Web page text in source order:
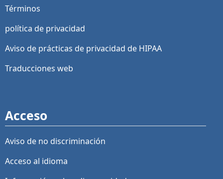
Términos
política de privacidad
Aviso de prácticas de privacidad de HIPAA
Traducciones web
Acceso
Aviso de no discriminación
Acceso al idioma